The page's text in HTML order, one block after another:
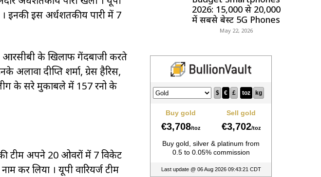
इनकी इस अर्धशतकीय पारी में 7
आरसीबी के खिलाफ गेंदबाजी करते
दीप्ति शर्मा, ग्रेस हैरिस,
के दूसरे मुकाबले में 157 रनो के
टीम अपने 20 ओवरों में 7 विकेट
कर लिया । यूपी वारियर्ज टीम
2026: ₹15,000 से ₹20,000
में सबसे बेस्ट 5G Phones
May 22, 2026